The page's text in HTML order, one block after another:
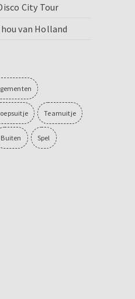
City Tour
van Holland
Teamuitje
Buiten Spel